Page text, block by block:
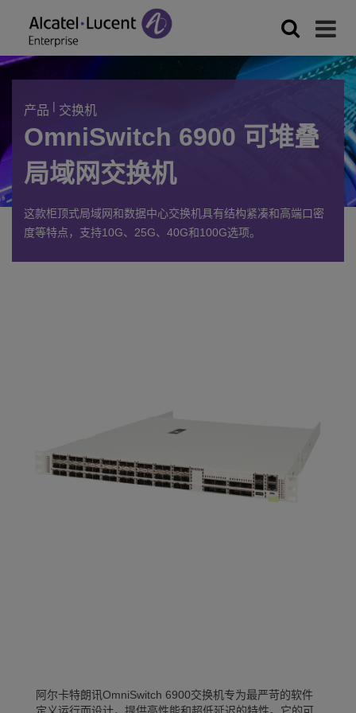
产品 | 交换机
OmniSwitch 6900 可堆叠
局域网交换机
这款柜顶式局域网和数据中心交换机具有结构紧凑和高端口密
度等特点，支持10G、 25G、 40G和100G选项。
阿尔卡特朗讯OmniSwitch 6900交换机专为最严苛的软件